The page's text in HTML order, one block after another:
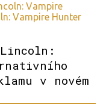
Vampire
Vampire Hunter
v novém